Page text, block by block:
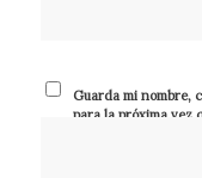
Guarda mi nombre,
para la próxima vez